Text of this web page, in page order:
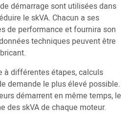
démarrage sont utilisées dans
le skVA. Chacun a ses
de performance et fournira son
techniques peuvent être
à différentes étapes, calculs
demande le plus élevé possible.
démarrent en même temps, le
des skVA de chaque moteur.